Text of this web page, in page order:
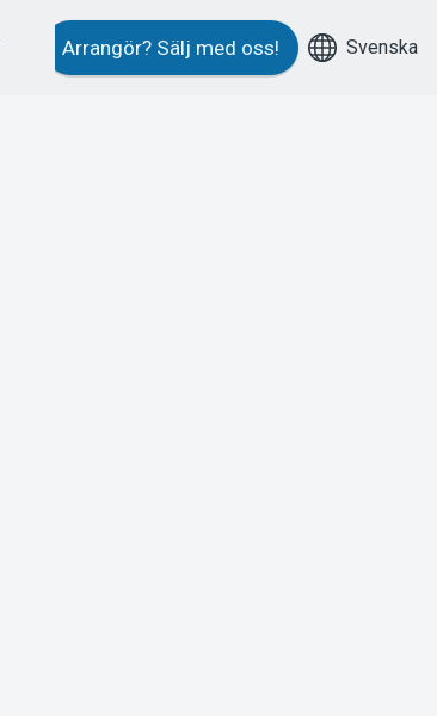
Arrangör? Sälj med oss! Svenska